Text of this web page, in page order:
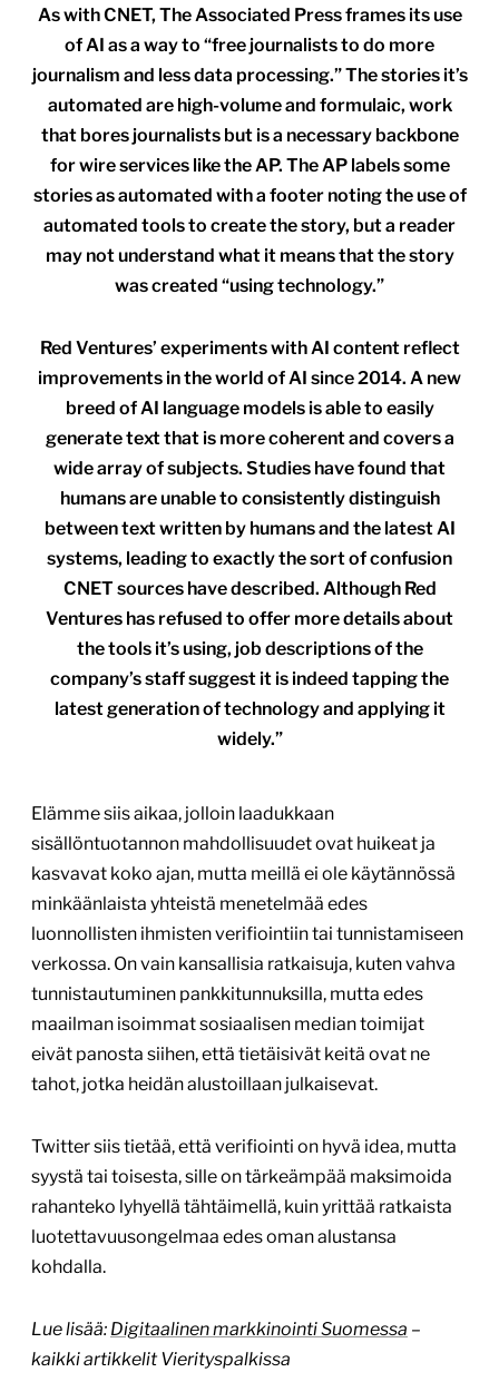
As with CNET, The Associated Press frames its use
of AI as a way to “free journalists to do more
journalism and less data processing.” The stories it’s
automated are high-volume and formulaic, work
that bores journalists but is a necessary backbone
for wire services like the AP. The AP labels some
stories as automated with a footer noting the use of
automated tools to create the story, but a reader
may not understand what it means that the story
was created “using technology.”
Red Ventures’ experiments with AI content reflect
improvements in the world of AI since 2014. A new
breed of AI language models is able to easily
generate text that is more coherent and covers a
wide array of subjects. Studies have found that
humans are unable to consistently distinguish
between text written by humans and the latest AI
systems, leading to exactly the sort of confusion
CNET sources have described. Although Red
Ventures has refused to offer more details about
the tools it’s using, job descriptions of the
company’s staff suggest it is indeed tapping the
latest generation of technology and applying it
widely.”
Elämme siis aikaa, jolloin laadukkaan
sisällöntuotannon mahdollisuudet ovat huikeat ja
kasvavat koko ajan, mutta meillä ei ole käytännössä
minkäänlaista yhteistä menetelmää edes
luonnollisten ihmisten verifiointiin tai tunnistamiseen
verkossa. On vain kansallisia ratkaisuja, kuten vahva
tunnistautuminen pankkitunnuksilla, mutta edes
maailman isoimmat sosiaalisen median toimijat
eivät panosta siihen, että tietäisivät keitä ovat ne
tahot, jotka heidän alustoillaan julkaisevat.
Twitter siis tietää, että verifiointi on hyvä idea, mutta
syystä tai toisesta, sille on tärkeämpää maksimoida
rahanteko lyhyellä tähtäimellä, kuin yrittää ratkaista
luotettavuusongelmaa edes oman alustansa
kohdalla.
Lue lisää: Digitaalinen markkinointi Suomessa –
kaikki artikkelit Vierityspalkissa